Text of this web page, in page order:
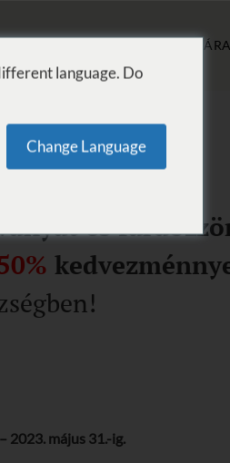
és
2023. május 31.-ig.
language. Do
Change Language